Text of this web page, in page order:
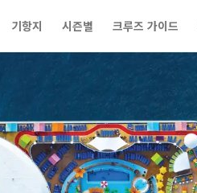
기항지 시즌별 크루즈 가이드